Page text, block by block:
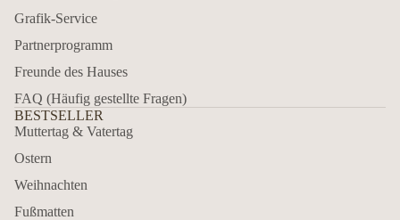
Grafik-Service
Partnerprogramm
Freunde des Hauses
FAQ (Häufig gestellte Fragen)
BESTSELLER
Muttertag & Vatertag
Ostern
Weihnachten
Fußmatten